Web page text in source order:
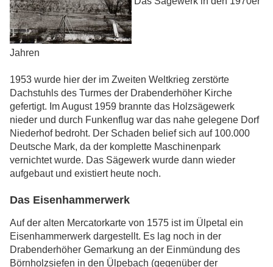
Jahren
1953 wurde hier der im Zweiten Weltkrieg zerstörte
Dachstuhls des Turmes der Drabenderhöher Kirche
gefertigt. Im August 1959 brannte das Holzsägewerk
nieder und durch Funkenflug war das nahe gelegene Dorf
Niederhof bedroht. Der Schaden belief sich auf 100.000
Deutsche Mark, da der komplette Maschinenpark
vernichtet wurde. Das Sägewerk wurde dann wieder
aufgebaut und existiert heute noch.
Das Eisenhammerwerk
Auf der alten Mercatorkarte von 1575 ist im Ülpetal ein
Eisenhammerwerk dargestellt. Es lag noch in der
Drabenderhöher Gemarkung an der Einmündung des
Börnholzsiefen in den Ülpebach (gegenüber der